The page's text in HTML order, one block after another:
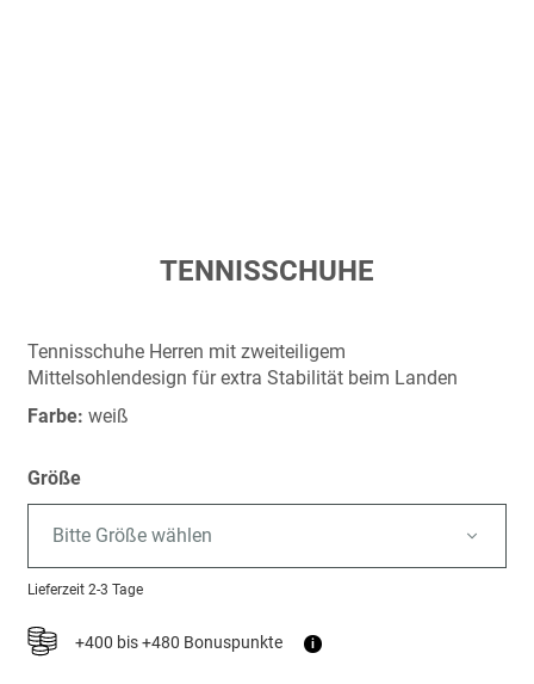
springen
TENNISSCHUHE
Tennisschuhe Herren mit zweiteiligem
Mittelsohlendesign für extra Stabilität beim Landen
Farbe: weiß
Größe
Bitte Größe wählen
Lieferzeit 2-3 Tage
+400 bis +480 Bonuspunkte i